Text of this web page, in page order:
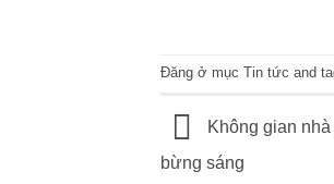
Đăng ở mục Tin tức and
Không gian
bừng sáng